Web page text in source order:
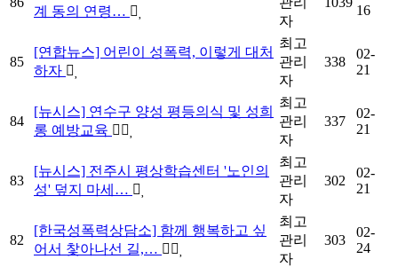
계 동의 연령…
자
16
85
[연합뉴스] 어린이 성폭력, 이렇게 대처
하자
최고
관리
자
338
02-
21
84
[뉴시스] 연수구 양성 평등의식 및 성희
롱 예방교육
최고
관리
자
337
02-
21
83
[뉴시스] 전주시 평상학습센터 '노인의
성' 덮지 마세…
최고
관리
자
302
02-
21
82
[한국성폭력상담소] 함께 행복하고 싶
어서 찿아나선 길,…
최고
관리
자
303
02-
24